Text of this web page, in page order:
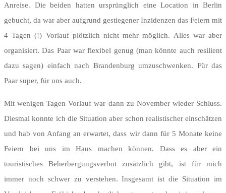
Anreise. Die beiden hatten ursprünglich eine Location in Berlin
gebucht, da war aber aufgrund gestiegener Inzidenzen das Feiern mit
4 Tagen (!) Vorlauf plötzlich nicht mehr möglich. Alles war aber
organisiert. Das Paar war flexibel genug (man könnte auch resilient
dazu sagen) einfach nach Brandenburg umzuschwenken. Für das
Paar super, für uns auch.
Mit wenigen Tagen Vorlauf war dann zu November wieder Schluss.
Diesmal konnte ich die Situation aber schon realistischer einschätzen
und hab von Anfang an erwartet, dass wir dann für 5 Monate keine
Feiern bei uns im Haus machen können. Dass es aber ein
touristisches Beherbergungsverbot zusätzlich gibt, ist für mich
immer noch schwer zu verstehen. Insgesamt ist die Situation im